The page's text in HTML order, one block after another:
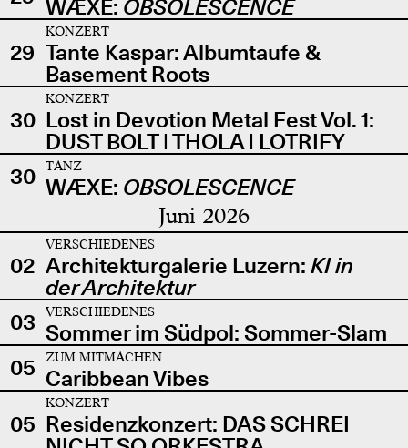
WÆXE: OBSOLESCENCE
29
KONZERT
Tante Kaspar: Albumtaufe &
Basement Roots
30
KONZERT
Lost in Devotion Metal Fest Vol. 1:
DUST BOLT | THOLA | LOTRIFY
30
TANZ
WÆXE: OBSOLESCENCE
Juni 2026
02
VERSCHIEDENES
Architekturgalerie Luzern: KI in
der Architektur
03
VERSCHIEDENES
Sommer im Südpol: Sommer-Slam
05
ZUM MITMACHEN
Caribbean Vibes
05
KONZERT
Residenzkonzert: DAS SCHREI